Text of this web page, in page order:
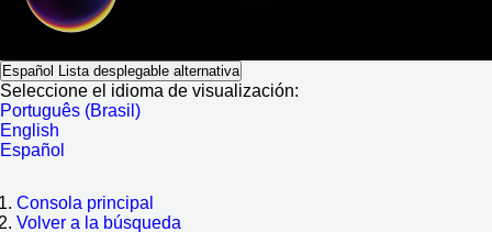
Español Lista desplegable alternativa
Seleccione el idioma de visualización:
Português (Brasil)
English
Español
Consola principal
Volver a la búsqueda